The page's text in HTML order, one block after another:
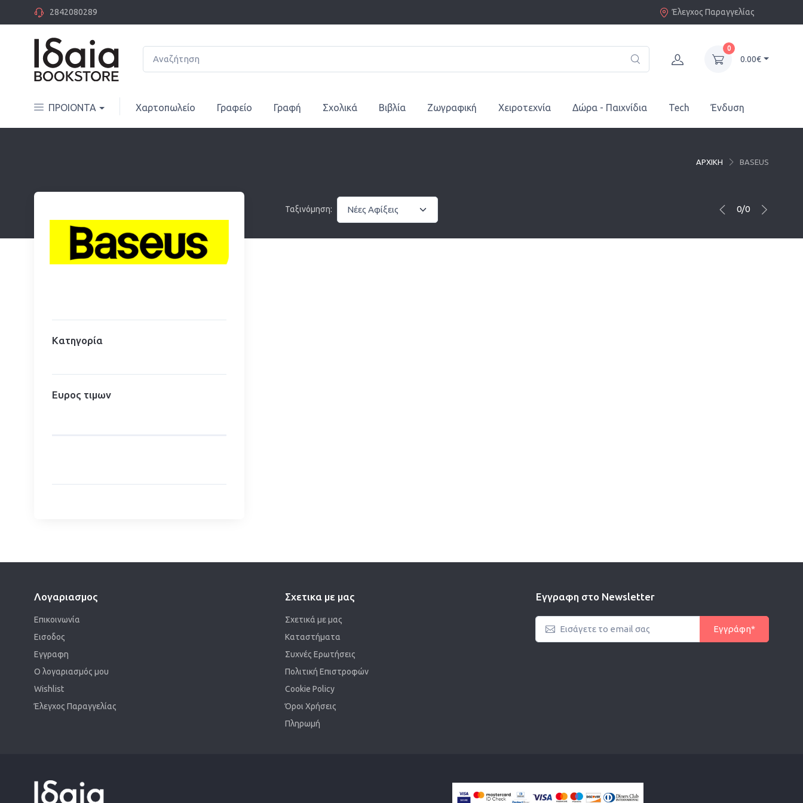
2842080289 Έλεγχος Παραγγελίας
0
0.00€
ΠΡΟΙΟΝΤΑ Χαρτοπωλείο Γραφείο Γραφή Σχολικά Βιβλία Ζωγραφική Χειροτεχνία Δώρα - Παιχνίδια Tech Ένδυση
ΑΡΧΙΚΗ BASEUS
Κατηγορία
Ευρος τιμων
Ταξινόμηση: 0/0
Λογαριασμος
Επικοινωνία
Εισοδος
Εγγραφη
Ο λογαριασμός μου
Wishlist
Έλεγχος Παραγγελίας
Σχετικα με μας
Σχετικά με μας
Καταστήματα
Συχνές Ερωτήσεις
Πολιτική Επιστροφών
Cookie Policy
Όροι Χρήσεις
Πληρωμή
Εγγραφη στο Newsletter
Εγγράφη*